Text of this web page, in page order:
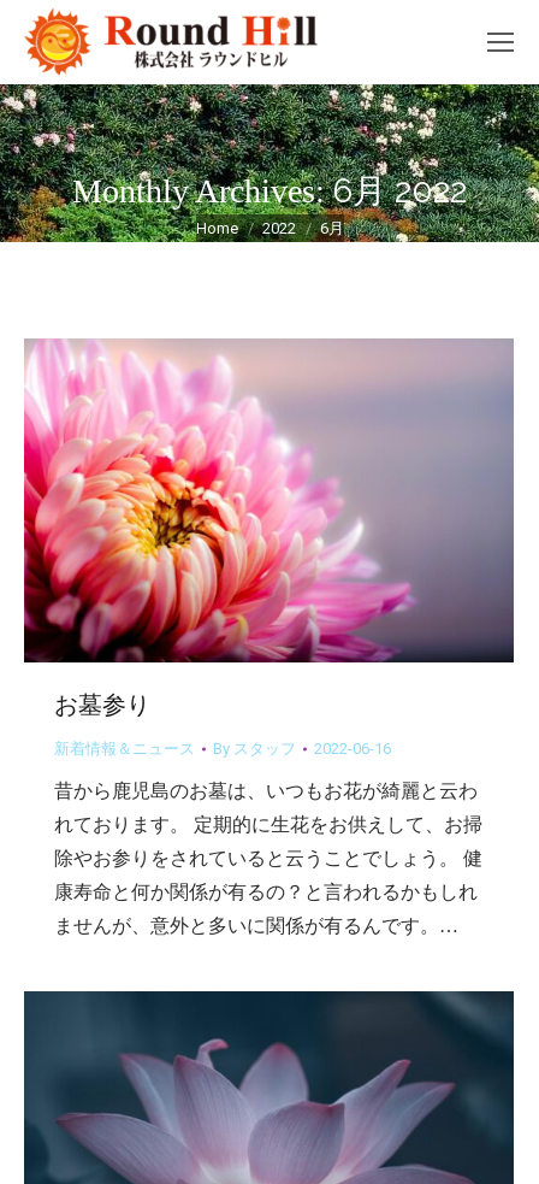
Monthly Archives:6月 2022
You are here:
Home 2022 6月
お墓参り
新着情報＆ニュース By スタッフ 2022-06-16
昔から鹿児島のお墓は、いつもお花が綺麗と云わ
れております。 定期的に生花をお供えして、お掃
除やお参りをされていると云うことでしょう。 健
康寿命と何か関係が有るの？と言われるかもしれ
ませんが、意外と多いに関係が有るんです。…